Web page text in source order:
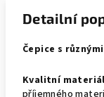
Detailní
Čepice s
Kvalitní
příjemného